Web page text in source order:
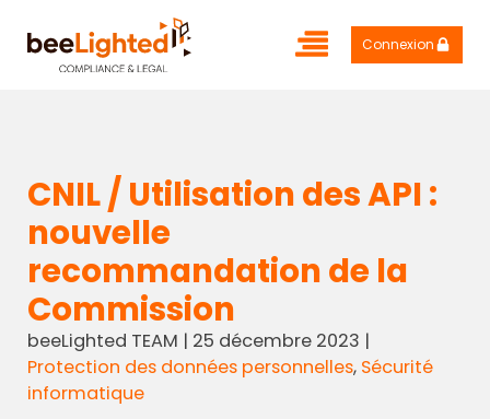
Connexion
CNIL / Utilisation des API :
nouvelle
recommandation de la
Commission
beeLighted TEAM | 25 décembre 2023 |
Protection des données personnelles, Sécurité
informatique